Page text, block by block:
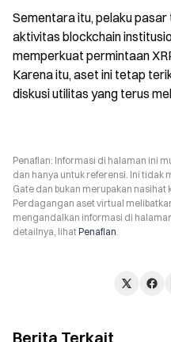
Sementara itu, pelaku
aktivitas blockchain
memperkuat permintaan
Karena itu, aset ini tetap
diskusi utilitas yang terus
Penafian: Informasi di halaman ini
dan hanya untuk referensi. Ini tidak
Gate dan bukan merupakan nasihat
Perdagangan aset virtual
mengandalkan informasi di
detailnya, lihatPenafian.
Berita Terkait